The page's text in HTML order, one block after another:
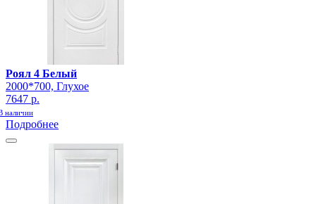
Роял 4 Белый
2000*700, Глухое
7647 р.
наличии
Подробнее